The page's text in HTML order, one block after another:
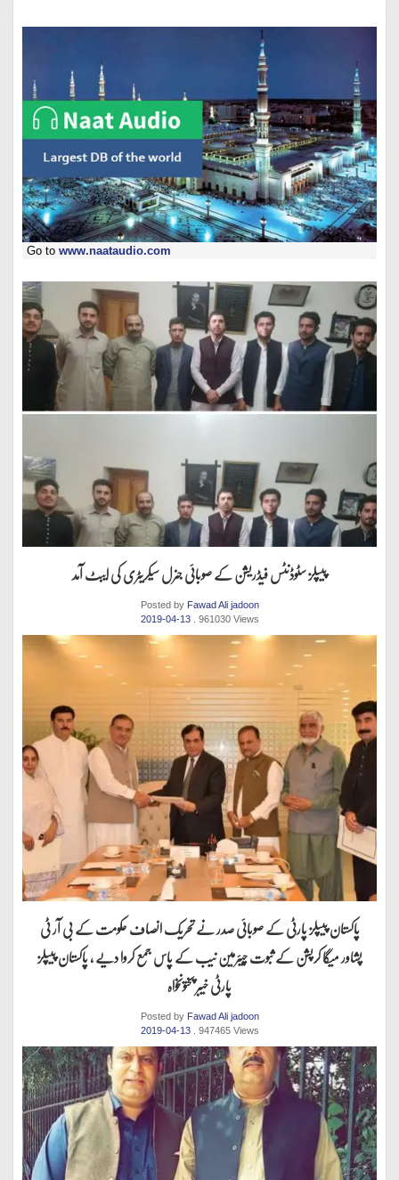
Go to www.naataudio.com
پیپلز سٹوڈنٹس فیڈریشن کے صوبائی جنرل سیکریٹری کی ایبٹ آمد
Posted by Fawad Ali jadoon
2019-04-13 . 961030 Views
پاکستان پیپلز پارٹی کے صوبائی صدر نے تحریک انصاف حکومت کے بی آر ٹی
پشاور میگا کرپشن کے ثبوت چیئرمین نیب کے پاس جمع کروا دیے ، پاکستان پیپلز
پارٹی خیبر پختونخواہ
Posted by Fawad Ali jadoon
2019-04-13
. 947465 Views